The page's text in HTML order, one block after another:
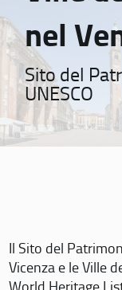
nel
Sito del
UNESCO
Il Sito del
Vicenza e le Ville